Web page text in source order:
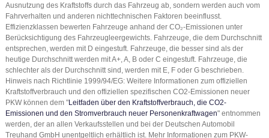
Ausnutzung des Kraftstoffs durch das Fahrzeug ab, sondern werden auch vom
Fahrverhalten und anderen nichttechnischen Faktoren beeinflusst.
Effizienzklassen bewerten Fahrzeuge anhand der CO₂-Emissionen unter
Berücksichtigung des Fahrzeugleergewichts. Fahrzeuge, die dem Durchschnitt
entsprechen, werden mit D eingestuft. Fahrzeuge, die besser sind als der
heutige Durchschnitt werden mit A+, A, B oder C eingestuft. Fahrzeuge, die
schlechter als der Durchschnitt sind, werden mit E, F oder G beschrieben.
Hinweis nach Richtlinie 1999/94/EG: Weitere Informationen zum offiziellen
Kraftstoffverbrauch und den offiziellen spezifischen CO2-Emissionen neuer
PKW können dem "Leitfaden über den Kraftstoffverbrauch, die CO2-
Emissionen und den Stromverbrauch neuer Personenkraftwagen" entnommen
werden, der an allen Verkaufsstellen und bei der Deutschen Automobil
Treuhand GmbH unentgeltlich erhältlich ist. Mehr Informationen zum PKW-